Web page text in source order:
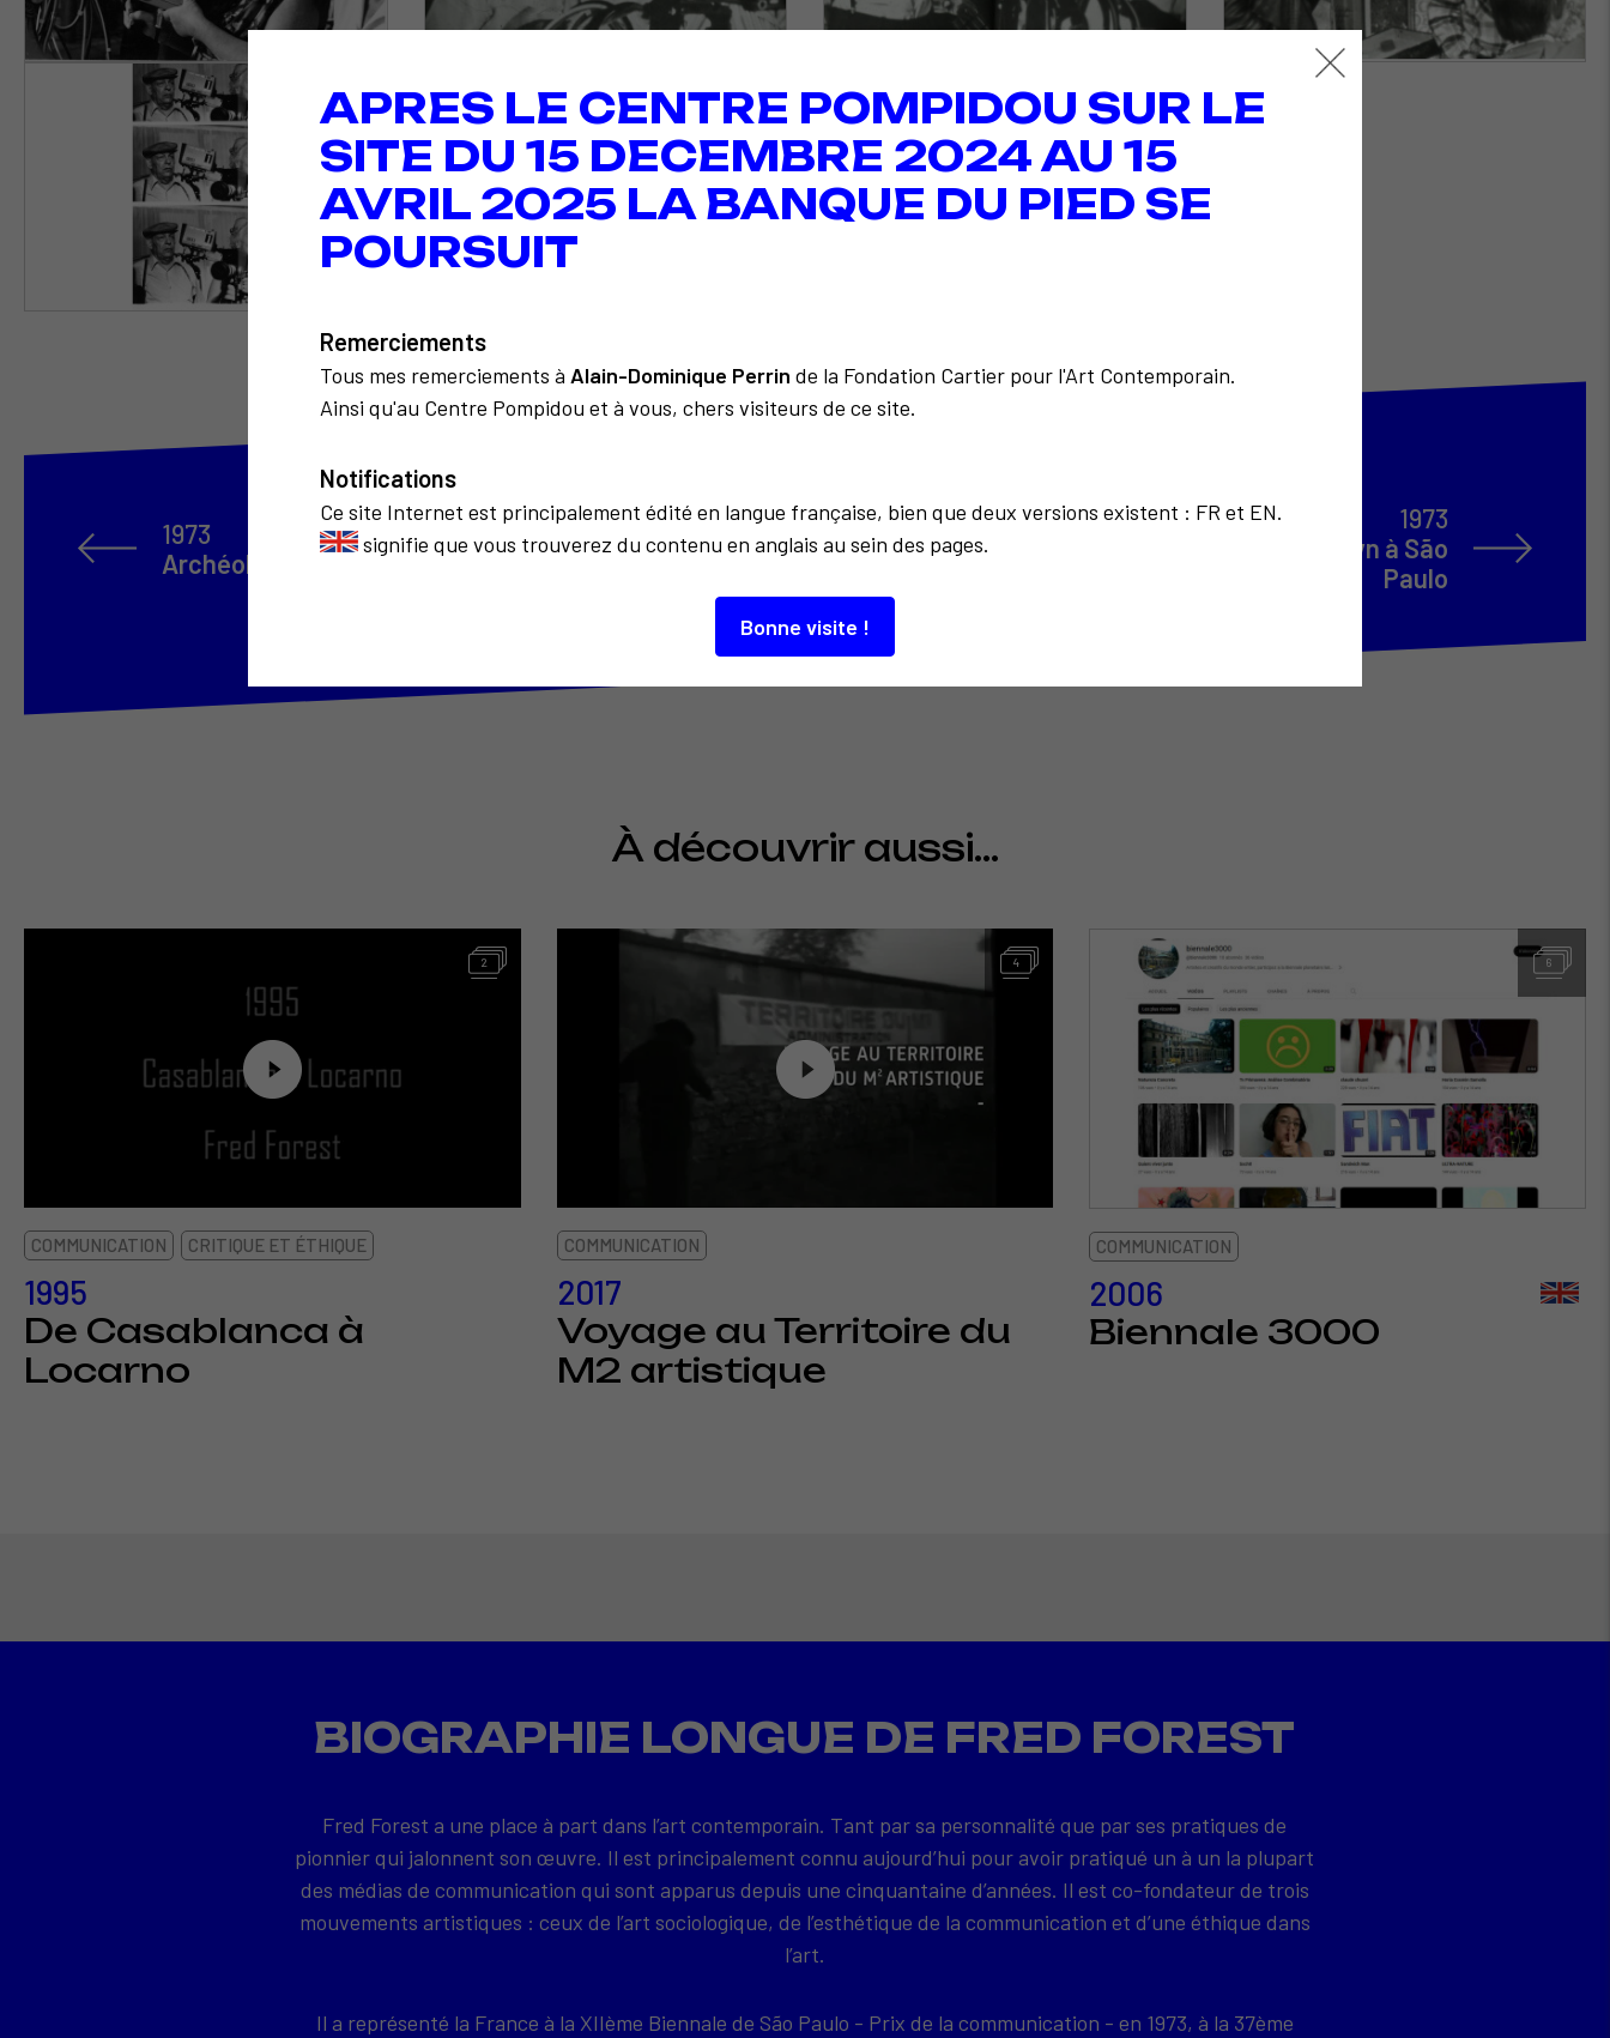
APRES LE CENTRE POMPIDOU SUR LE
SITE DU 15 DECEMBRE 2024 AU 15
AVRIL 2025 LA BANQUE DU PIED SE
POURSUIT
Remerciements
Tous mes remerciements à Alain-Dominique Perrin de la Fondation Cartier pour l'Art Contemporain.
Ainsi qu'au Centre Pompidou et à vous, chers visiteurs de ce site.
Notifications
Ce site Internet est principalement édité en langue française, bien que deux versions existent : FR et EN.
signifie que vous trouverez du contenu en anglais au sein des pages.
Bonne visite !
1973
Archéologie du présent
Retour à la liste
1973
Promenade sociologique de Brooklyn à São
Paulo
À découvrir aussi…
2
COMMUNICATION CRITIQUE ET ÉTHIQUE
1995
De Casablanca à
Locarno
4
COMMUNICATION
2017
Voyage au Territoire du
M2 artistique
6
COMMUNICATION
2006
Biennale 3000
BIOGRAPHIE LONGUE DE FRED FOREST
Fred Forest a une place à part dans l’art contemporain. Tant par sa personnalité que par ses pratiques de
pionnier qui jalonnent son œuvre. Il est principalement connu aujourd’hui pour avoir pratiqué un à un la plupart
des médias de communication qui sont apparus depuis une cinquantaine d’années. Il est co-fondateur de trois
mouvements artistiques : ceux de l’art sociologique, de l’esthétique de la communication et d’une éthique dans
l’art.
Il a représenté la France à la XIIème Biennale de São Paulo - Prix de la communication - en 1973, à la 37ème